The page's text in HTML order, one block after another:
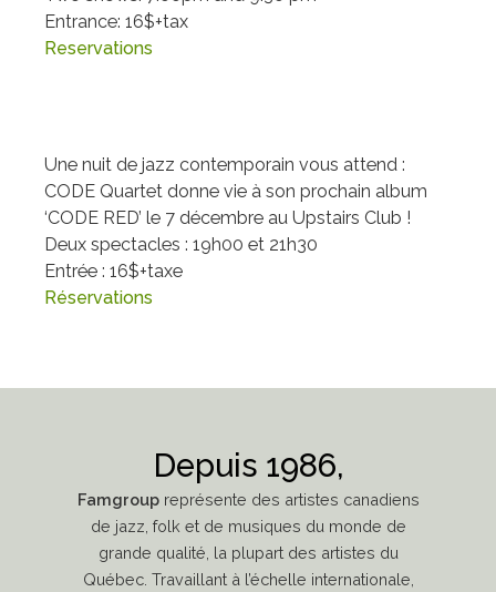
Entrance: 16$+tax
Reservations
Une nuit de jazz contemporain vous attend :
CODE Quartet donne vie à son prochain album
‘CODE RED’ le 7 décembre au Upstairs Club !
Deux spectacles : 19h00 et 21h30
Entrée : 16$+taxe
Réservations
Depuis 1986,
Famgroup représente des artistes canadiens
de jazz, folk et de musiques du monde de
grande qualité, la plupart des artistes du
Québec. Travaillant à l’échelle internationale,